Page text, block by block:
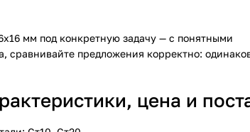
мм под конкретную задачу — с понятными
сравнивайте предложения корректно:
цена и